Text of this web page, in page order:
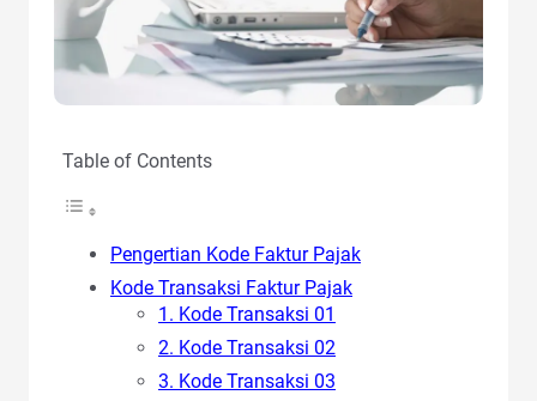
Table of Contents
Pengertian Kode Faktur Pajak
Kode Transaksi Faktur Pajak
1. Kode Transaksi 01
2. Kode Transaksi 02
3. Kode Transaksi 03